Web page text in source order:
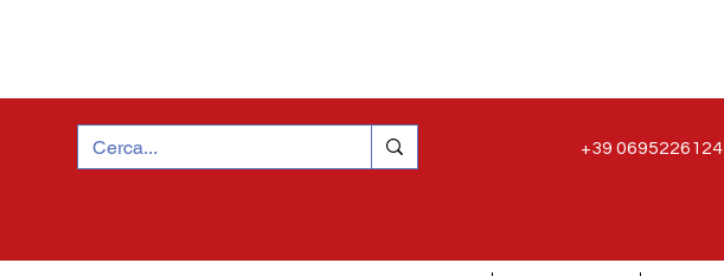
+39 0695226124